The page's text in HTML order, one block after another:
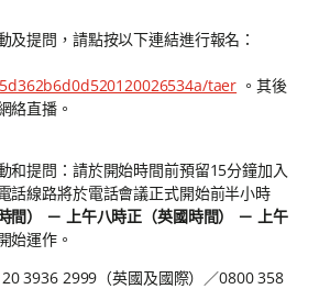
及提問，請點按以下連結進行報名：
taer 。其後
絡直播。
和提問：請於開始時間前預留15分鐘加入
話線路將於電話會議正式開始前半小時
） － 上午八時正（英國時間） － 上午
始運作。
3936 2999（英國及國際）／0800 358